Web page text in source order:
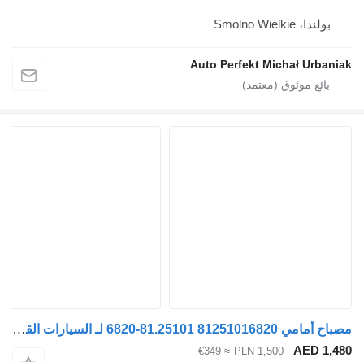
Auto Perfekt
مصباح أمامي 81251016820 81.25101-6820 لـ السيارات القاطرة MAN TGX TGS TG3 TGL TGM
PLN 1,500
≈ €349